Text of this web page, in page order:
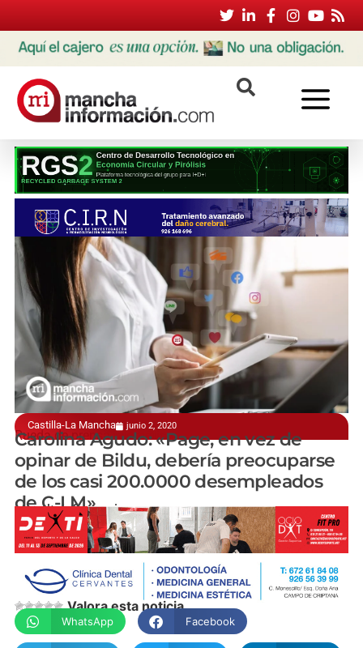
Castilla-La Mancha junio 2, 2020
Rueda de prensa telemática
Carolina Agudo: «Page, en vez de
opinar de Bildu, debería preocuparse
de los casi 200.0000 desempleados
de C-LM»
manchainformacion.com
Valora esta noticia
WhatsApp Facebook